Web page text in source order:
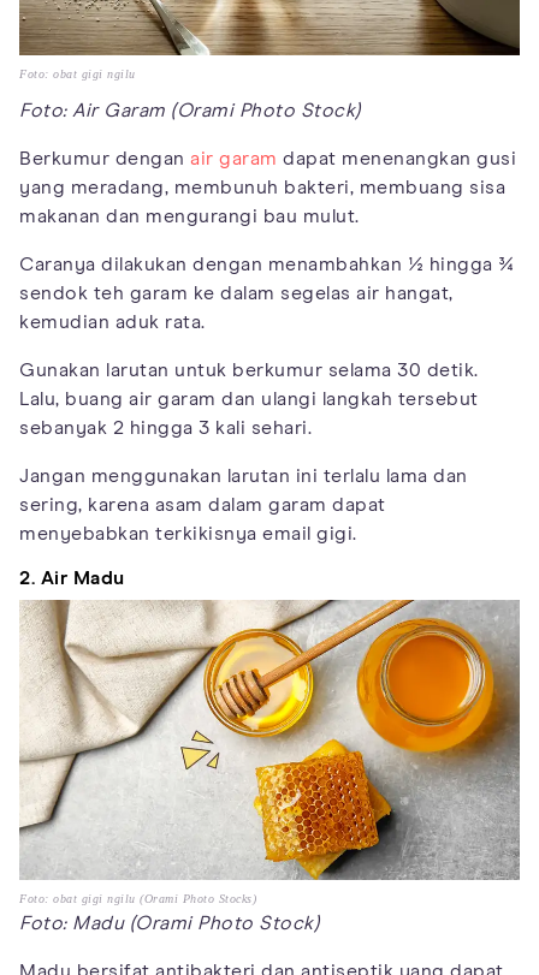
Foto: obat gigi ngilu
Foto: Air Garam (Orami Photo Stock)
Berkumur dengan air garam dapat menenangkan gusi
yang meradang, membunuh bakteri, membuang sisa
makanan dan mengurangi bau mulut.
Caranya dilakukan dengan menambahkan ½ hingga ¾
sendok teh garam ke dalam segelas air hangat,
kemudian aduk rata.
Gunakan larutan untuk berkumur selama 30 detik.
Lalu, buang air garam dan ulangi langkah tersebut
sebanyak 2 hingga 3 kali sehari.
Jangan menggunakan larutan ini terlalu lama dan
sering, karena asam dalam garam dapat
menyebabkan terkikisnya email gigi.
2. Air Madu
Foto: obat gigi ngilu (Orami Photo Stocks)
Foto: Madu (Orami Photo Stock)